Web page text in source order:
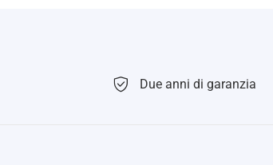
Due anni di garanzia